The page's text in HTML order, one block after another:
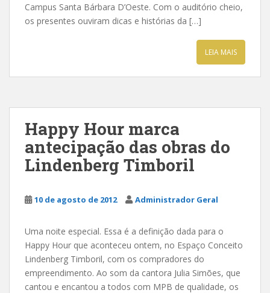
Campus Santa Bárbara D’Oeste. Com o auditório cheio,
os presentes ouviram dicas e histórias da […]
LEIA MAIS
Happy Hour marca
antecipação das obras do
Lindenberg Timboril
10 de agosto de 2012 Administrador Geral
Uma noite especial. Essa é a definição dada para o
Happy Hour que aconteceu ontem, no Espaço Conceito
Lindenberg Timboril, com os compradores do
empreendimento. Ao som da cantora Julia Simões, que
cantou e encantou a todos com MPB de qualidade, os